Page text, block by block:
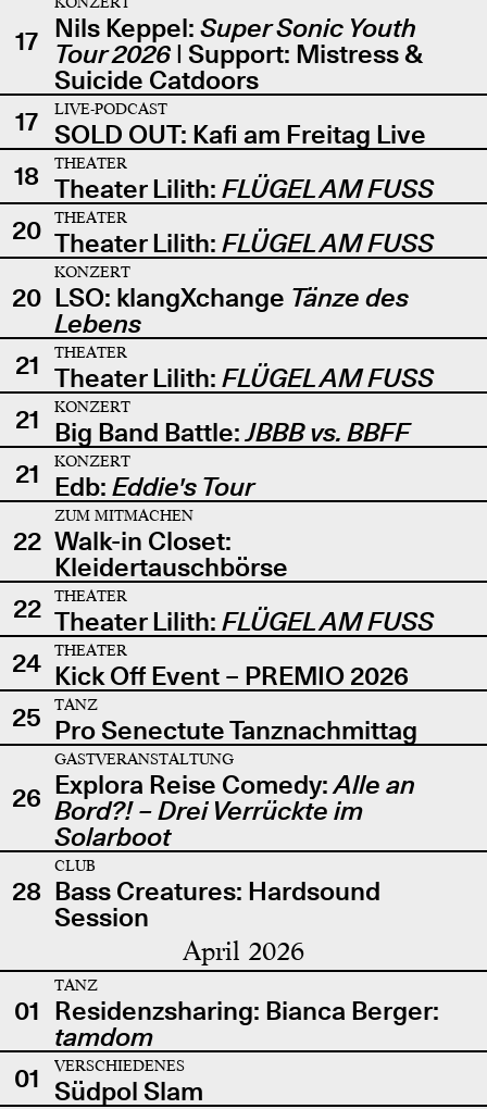
17 Nils Keppel: Super Sonic Youth
Tour 2026| Support: Mistress &
Suicide Catdoors
17
LIVE-PODCAST
SOLD OUT: Kafi am Freitag Live
18
THEATER
Theater Lilith: FLÜGEL AM FUSS
20
THEATER
Theater Lilith: FLÜGEL AM FUSS
20
KONZERT
LSO: klangXchange Tänze des
Lebens
21
THEATER
Theater Lilith: FLÜGEL AM FUSS
21
KONZERT
Big Band Battle:JBBB vs. BBFF
21
KONZERT
Edb: Eddie's Tour
22
ZUM MITMACHEN
Walk-in Closet:
Kleidertauschbörse
22
THEATER
Theater Lilith: FLÜGEL AM FUSS
24
THEATER
Kick Off Event – PREMIO 2026
25
TANZ
Pro Senectute Tanznachmittag
26
GASTVERANSTALTUNG
Explora Reise Comedy:Alle an
Bord?! – Drei Verrückte im
Solarboot
28
CLUB
Bass Creatures: Hardsound
Session
April 2026
01
TANZ
Residenzsharing: Bianca Berger:
tamdom
01
VERSCHIEDENES
Südpol Slam